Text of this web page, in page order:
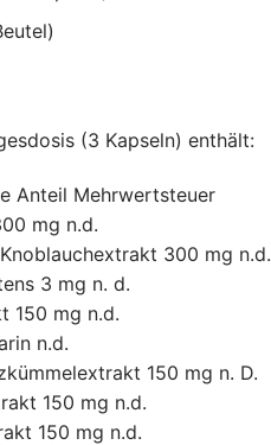
(3 Kapseln) enthält:
Anteil Mehrwertsteuer
mg n.d.
300 mg n.d.
3 mg n. d.
150 mg n.d.
n.d.
150 mg n. D.
150 mg n.d.
150 mg n.d.